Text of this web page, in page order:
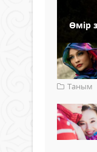
Өмір
Таным